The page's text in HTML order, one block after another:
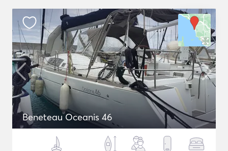
Beneteau Oceanis 46